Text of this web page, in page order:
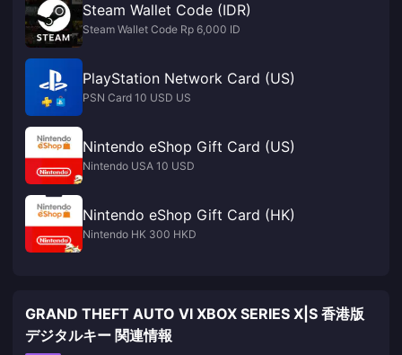
Steam Wallet Code (IDR)
Steam Wallet Code Rp 6,000 ID
PlayStation Network Card (US)
PSN Card 10 USD US
Nintendo eShop Gift Card (US)
Nintendo USA 10 USD
Nintendo eShop Gift Card (HK)
Nintendo HK 300 HKD
GRAND THEFT AUTO VI XBOX SERIES X|S 香港版
デジタルキー 関連情報